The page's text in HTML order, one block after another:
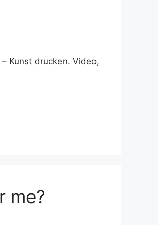
Kunst drucken. Video,
me?